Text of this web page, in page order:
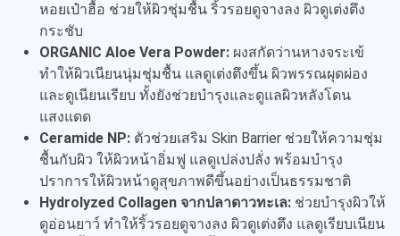
หอยเป๋าฮื้อ ช่วยให้ผิวชุ่มชื้น ริ้วรอยดูจางลง ผิวดูเต่งตึง
กระชับ
ORGANIC Aloe Vera Powder: ผงสกัดว่านหางจระเข้
ทำให้ผิวเนียนนุ่มชุ่มชื้น แลดูเต่งตึงขึ้น ผิวพรรณผุดผ่อง
และดูเนียนเรียบ ทั้งยังช่วยบำรุงและดูแลผิวหลังโดน
แสงแดด
Ceramide NP: ตัวช่วยเสริม Skin Barrier ช่วยให้ความชุ่ม
ชื้นกับผิว ให้ผิวหน้าอิ่มฟู แลดูเปล่งปลั่ง พร้อมบำรุง
ปราการให้ผิวหน้าดูสุขภาพดีขึ้นอย่างเป็นธรรมชาติ
Hydrolyzed Collagen จากปลาดาวทะเล: ช่วยบำรุงผิวให้
ดูอ่อนยาว์ ทำให้ริ้วรอยดูจางลง ผิวดูเต่งตึง แลดูเรียบเนียน